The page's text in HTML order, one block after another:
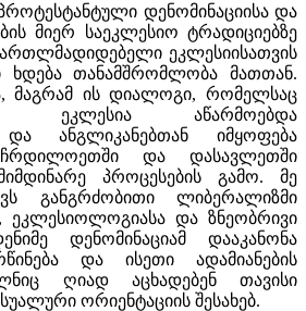
დენომინაციისა და
მიერ საეკლესიო ტრადიციებზე
ეკლესიისათვის
თანამშრომლობა მათთან.
მაგრამ ის დიალოგი, რომელსაც
ეკლესია აწარმოებდა
და ანგლიკანებთან იმყოფება
და დასავლეთში
პროცესების გამო. მე
განგრძობითი ლიბერალიზმი
ეკლესიოლოგიასა და ზნეობრივი
დენომინაციამ დააკანონა
და ისეთი ადამიანების
ღიად აცხადებენ თავისი
ორიენტაციის შესახებ.